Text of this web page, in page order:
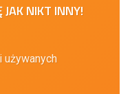
JAK NIKT INNY!